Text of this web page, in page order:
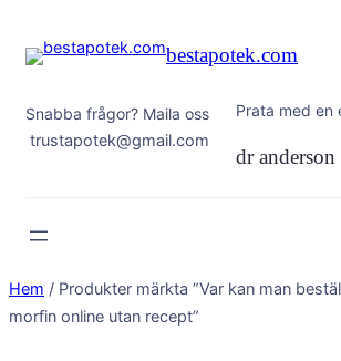
bestapotek.com
Snabba frågor? Maila oss
trustapotek@gmail.com
Prata med en
dr anderson
Hem / Produkter märkta ”Var kan man
morfin online utan recept”